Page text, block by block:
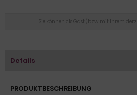
Sie können als Gast (bzw. mit Ihrem
Details
PRODUKTBESCHREIBUNG